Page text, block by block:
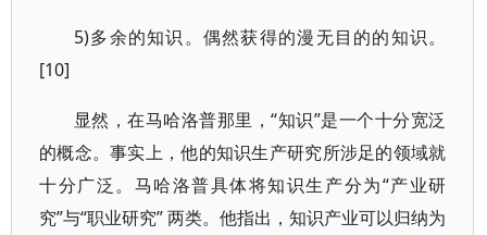
5)多余的知识。偶然获得的漫无目的的知识。
[10]
显然，在马哈洛普那里，“知识”是一个十分宽泛
的概念。事实上，他的知识生产研究所涉足的领域就
十分广泛。马哈洛普具体将知识生产分为“产业研
究”与“职业研究” 两类。他指出，知识产业可以归纳为